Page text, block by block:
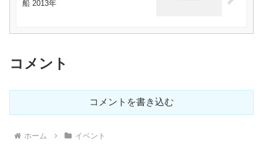
船 2013年
コメント
コメントを書き込む
ホーム イベント